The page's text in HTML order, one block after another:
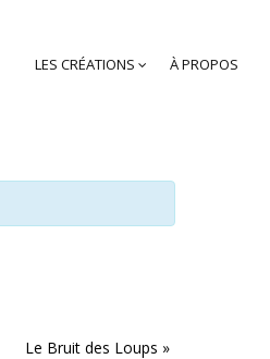
LES CRÉATIONS À PROPOS
Le Bruit des Loups »